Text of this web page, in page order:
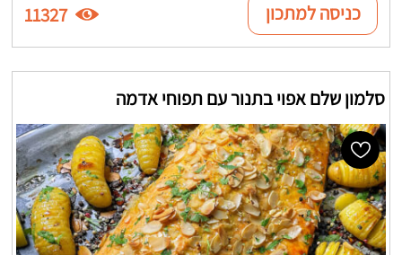
כניסה למתכון 11327
סלמון שלם אפוי בתנור עם תפוחי אדמה